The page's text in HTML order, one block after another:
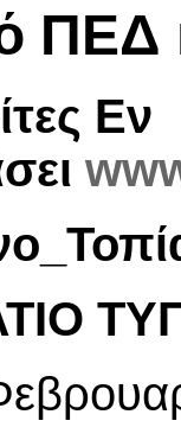
ΠΕΔ
Εν